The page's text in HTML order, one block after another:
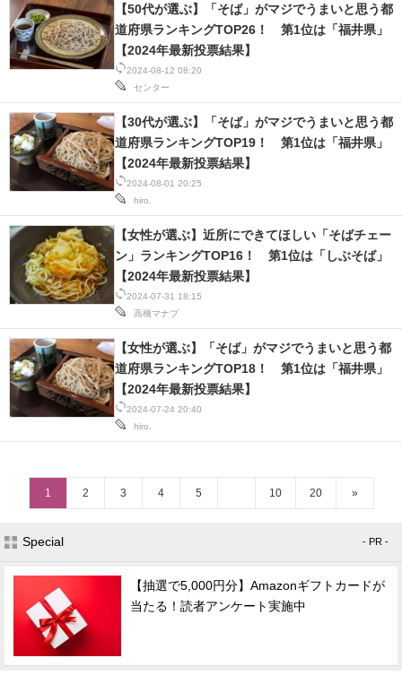
2024-08-12 08:20
センター
【50代が選ぶ】「そば」がマジでうまいと思う都
道府県ランキングTOP26！ 第1位は「福井県」
【2024年最新投票結果】
2024-08-01 20:25
hiro.
【30代が選ぶ】「そば」がマジでうまいと思う都
道府県ランキングTOP19！ 第1位は「福井県」
【2024年最新投票結果】
2024-07-31 18:15
高橋マナブ
【女性が選ぶ】近所にできてほしい「そばチェー
ン」ランキングTOP16！ 第1位は「しぶそば」
【2024年最新投票結果】
2024-07-24 20:40
hiro.
【女性が選ぶ】「そば」がマジでうまいと思う都
道府県ランキングTOP18！ 第1位は「福井県」
【2024年最新投票結果】
1 2 3 4 5 10 20 »
Special - PR -
【抽選で5,000円分】Amazonギフトカードが
当たる！読者アンケート実施中